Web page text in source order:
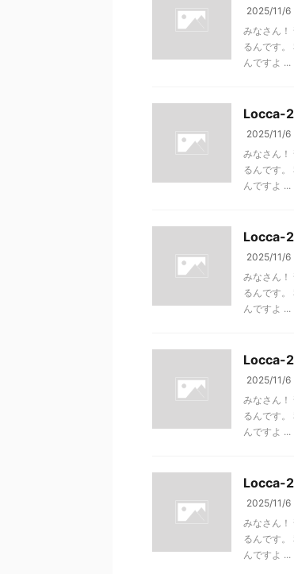
2025/11/6
みなさん！
るんです。
んですよ ...
Locca-
2025/11/6
みなさん！
るんです。
んですよ ...
Locca-
2025/11/6
みなさん！
るんです。
んですよ ...
Locca-
2025/11/6
みなさん！
るんです。
んですよ ...
Locca-
2025/11/6
みなさん！
るんです。
んですよ ...